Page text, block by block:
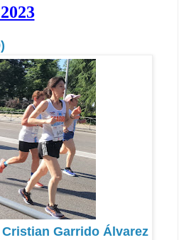
Garrido Álvarez